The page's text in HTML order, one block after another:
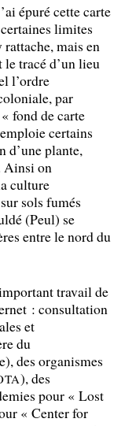
épuré cette carte
limites
mais en
tracé d’un lieu
l’ordre
par
fond de carte
certains
d’une plante,
Ainsi on
culture
sols fumés
(Peul) se
entre le nord du
travail de
: consultation
et
du
des organismes
), des
pour « Lost
« Center for